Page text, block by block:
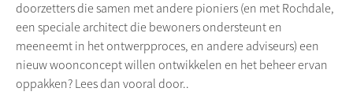
doorzetters die samen met andere pioniers (en met Rochdale,
een speciale architect die bewoners ondersteunt en
meeneemt in het ontwerpproces, en andere adviseurs) een
nieuw woonconcept willen ontwikkelen en het beheer ervan
oppakken? Lees dan vooral door..